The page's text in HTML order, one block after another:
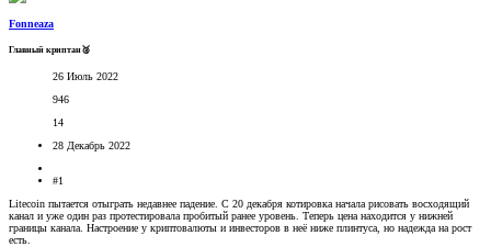
Fonneaza
Главный криптан🥈
26 Июль 2022
946
14
28 Декабрь 2022
#1
Litecoin пытается отыграть недавнее падение. С 20 декабря котировка начала рисовать восходящий
канал и уже один раз протестировала пробитый ранее уровень. Теперь цена находится у нижней
границы канала. Настроение у криптовалюты и инвесторов в неё ниже плинтуса, но надежда на рост
есть.